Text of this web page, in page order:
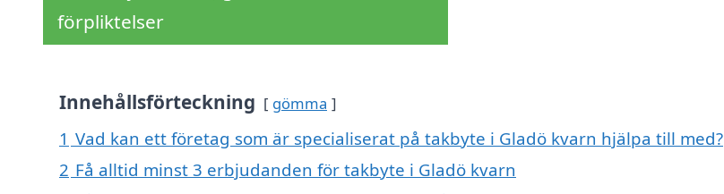
förpliktelser
Innehållsförteckning gömma
1 Vad kan ett företag som är specialiserat på takbyte i Gladö kvarn hjälpa till med?
2 Få alltid minst 3 erbjudanden för takbyte i Gladö kvarn